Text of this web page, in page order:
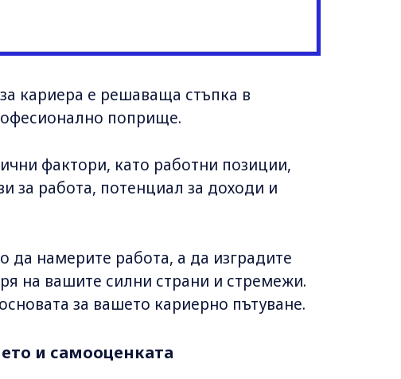
кариера е решаваща стъпка в
поприще.
фактори, като работни позиции,
за работа, потенциал за доходи и
да намерите работа, а да изградите
на вашите силни страни и стремежи.
за вашето кариерно пътуване.
и самооценката